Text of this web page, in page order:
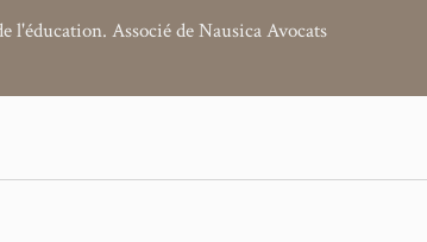
l'éducation. Associé de Nausica Avocats